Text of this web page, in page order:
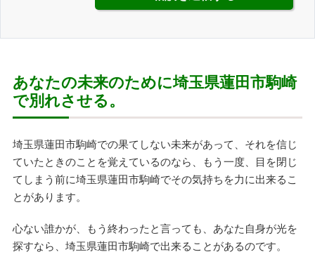
あなたの未来のために埼玉県蓮田市駒崎
で別れさせる。
埼玉県蓮田市駒崎での果てしない未来があって、それを信じ
ていたときのことを覚えているのなら、もう一度、目を閉じ
てしまう前に埼玉県蓮田市駒崎でその気持ちを力に出来るこ
とがあります。
心ない誰かが、もう終わったと言っても、あなた自身が光を
探すなら、埼玉県蓮田市駒崎で出来ることがあるのです。